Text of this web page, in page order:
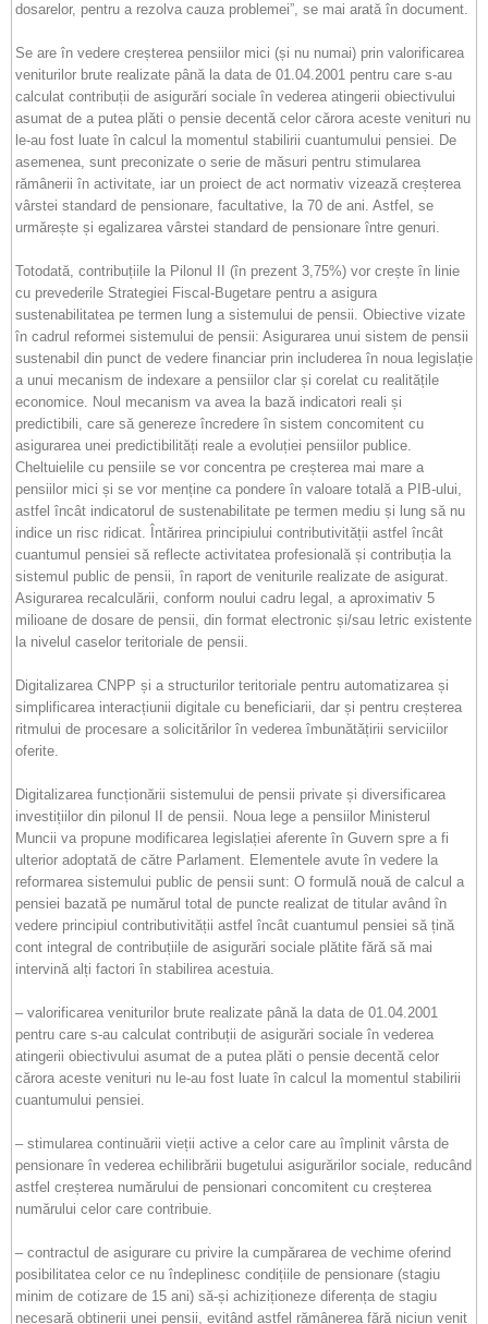
dosarelor, pentru a rezolva cauza problemei”, se mai arată în document.
Se are în vedere creșterea pensiilor mici (și nu numai) prin valorificarea
veniturilor brute realizate până la data de 01.04.2001 pentru care s-au
calculat contribuții de asigurări sociale în vederea atingerii obiectivului
asumat de a putea plăti o pensie decentă celor cărora aceste venituri nu
le-au fost luate în calcul la momentul stabilirii cuantumului pensiei. De
asemenea, sunt preconizate o serie de măsuri pentru stimularea
rămânerii în activitate, iar un proiect de act normativ vizează creșterea
vârstei standard de pensionare, facultative, la 70 de ani. Astfel, se
urmărește și egalizarea vârstei standard de pensionare între genuri.
Totodată, contribuțiile la Pilonul II (în prezent 3,75%) vor crește în linie
cu prevederile Strategiei Fiscal-Bugetare pentru a asigura
sustenabilitatea pe termen lung a sistemului de pensii. Obiective vizate
în cadrul reformei sistemului de pensii: Asigurarea unui sistem de pensii
sustenabil din punct de vedere financiar prin includerea în noua legislație
a unui mecanism de indexare a pensiilor clar și corelat cu realitățile
economice. Noul mecanism va avea la bază indicatori reali și
predictibili, care să genereze încredere în sistem concomitent cu
asigurarea unei predictibilități reale a evoluției pensiilor publice.
Cheltuielile cu pensiile se vor concentra pe creșterea mai mare a
pensiilor mici și se vor menține ca pondere în valoare totală a PIB-ului,
astfel încât indicatorul de sustenabilitate pe termen mediu și lung să nu
indice un risc ridicat. Întărirea principiului contributivității astfel încât
cuantumul pensiei să reflecte activitatea profesională și contribuția la
sistemul public de pensii, în raport de veniturile realizate de asigurat.
Asigurarea recalculării, conform noului cadru legal, a aproximativ 5
milioane de dosare de pensii, din format electronic și/sau letric existente
la nivelul caselor teritoriale de pensii.
Digitalizarea CNPP și a structurilor teritoriale pentru automatizarea și
simplificarea interacțiunii digitale cu beneficiarii, dar și pentru creșterea
ritmului de procesare a solicitărilor în vederea îmbunătățirii serviciilor
oferite.
Digitalizarea funcționării sistemului de pensii private și diversificarea
investițiilor din pilonul II de pensii. Noua lege a pensiilor Ministerul
Muncii va propune modificarea legislației aferente în Guvern spre a fi
ulterior adoptată de către Parlament. Elementele avute în vedere la
reformarea sistemului public de pensii sunt: O formulă nouă de calcul a
pensiei bazată pe numărul total de puncte realizat de titular având în
vedere principiul contributivității astfel încât cuantumul pensiei să țină
cont integral de contribuțiile de asigurări sociale plătite fără să mai
intervină alți factori în stabilirea acestuia.
– valorificarea veniturilor brute realizate până la data de 01.04.2001
pentru care s-au calculat contribuții de asigurări sociale în vederea
atingerii obiectivului asumat de a putea plăti o pensie decentă celor
cărora aceste venituri nu le-au fost luate în calcul la momentul stabilirii
cuantumului pensiei.
– stimularea continuării vieții active a celor care au împlinit vârsta de
pensionare în vederea echilibrării bugetului asigurărilor sociale, reducând
astfel creșterea numărului de pensionari concomitent cu creșterea
numărului celor care contribuie.
– contractul de asigurare cu privire la cumpărarea de vechime oferind
posibilitatea celor ce nu îndeplinesc condițiile de pensionare (stagiu
minim de cotizare de 15 ani) să-și achiziționeze diferența de stagiu
necesară obținerii unei pensii, evitând astfel rămânerea fără niciun venit